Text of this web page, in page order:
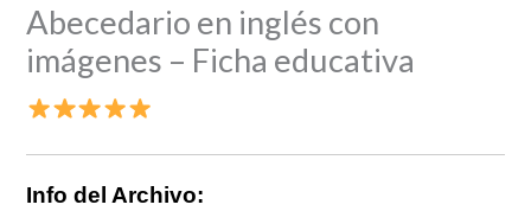
Abecedario en inglés con
imágenes – Ficha educativa
Info del Archivo: